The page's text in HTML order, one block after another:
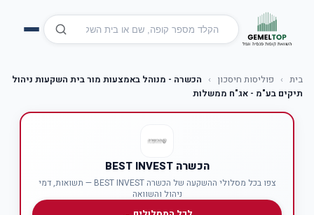
בית › פוליסות חיסכון ›
הכשרה - מנוהל באמצעות מור בית השקעות ניהול
תיקים בע"מ - אג"ח ממשלות
הכשרה BEST INVEST
צפו בכל מסלולי ההשקעה של הכשרה BEST INVEST — תשואות, דמי
ניהול והשוואה